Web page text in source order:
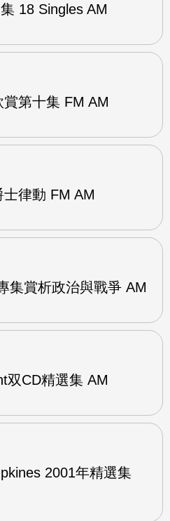
18 Singles AM
第十集 FM AM
律動 FM AM
集賞析政治與戰爭 AM
双CD精選集 AM
2001年精選集